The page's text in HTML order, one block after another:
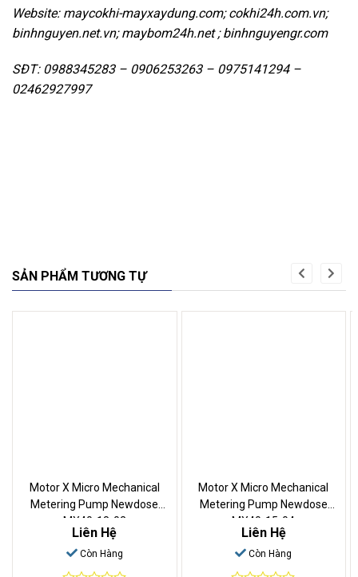
Website: maycokhi-mayxaydung.com; cokhi24h.com.vn;
binhnguyen.net.vn; maybom24h.net ; binhnguyengr.com
SĐT: 0988345283 – 0906253263 – 0975141294 –
02462927997
SẢN PHẨM TƯƠNG TỰ
Motor X Micro Mechanical
Metering Pump Newdose
MX40-18-02
Liên Hệ
Còn Hàng
Motor X Micro Mechanical
Metering Pump Newdose
MX40-15-04
Liên Hệ
Còn Hàng